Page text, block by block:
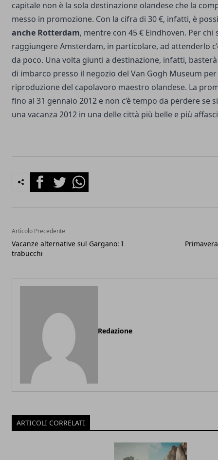
capitale non è la sola destinazione olandese che la
messo in promozione. Con la cifra di 30 €, infatti, è
anche Rotterdam, mentre con 45 € Eindhoven. Per chi
raggiungere Amsterdam, in particolare, ad attenderlo
da poco. Una volta giunti a destinazione, infatti,
di imbarco presso il negozio del Van Gogh Museum
riproduzione del capolavoro maestro olandese. La
fino al 31 gennaio 2012 e non c’è tempo da perdere se
una vacanza 2012 in una delle città più belle e più
FacebookTwitterWhatsapp
Articolo Precedente
Vacanze alternative sul Gargano: I
trabucchi
Redazione
ARTICOLI CORRELATI